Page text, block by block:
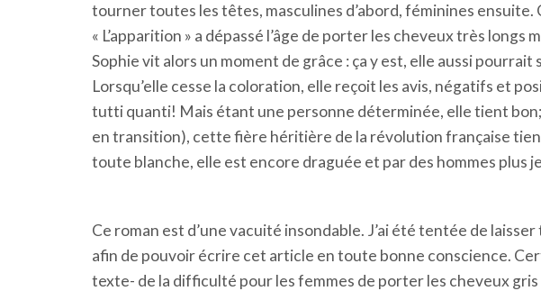
tourner toutes les têtes, masculines d’abord, féminines
« L’apparition » a dépassé l’âge de porter les cheveux très
Sophie vit alors un moment de grâce : ça y est, elle aussi
Lorsqu’elle cesse la coloration, elle reçoit les avis, négatifs et
tutti quanti! Mais étant une personne déterminée, elle tient bon;
en transition), cette fière héritière de la révolution française
toute blanche, elle est encore draguée et par des hommes plus
Ce roman est d’une vacuité insondable. J’ai été tentée de
afin de pouvoir écrire cet article en toute bonne conscience.
texte- de la difficulté pour les femmes de porter les cheveux gris